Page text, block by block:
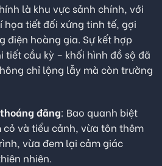
là khu vực sảnh chính, với
tiết đối xứng tinh tế, gợi
điện hoàng gia. Sự kết hợp
tiết cầu kỳ – khối hình đồ sộ đã
chỉ lộng lẫy mà còn trường
đãng: Bao quanh biệt
và tiểu cảnh, vừa tôn thêm
vừa đem lại cảm giác
nhiên.